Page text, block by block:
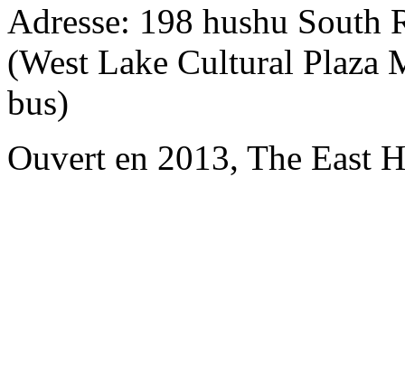
Adresse: 198 hushu South
(West Lake Cultural Plaza
bus)
Ouvert en 2013, The East